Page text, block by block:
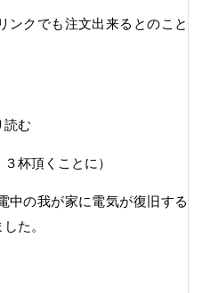
ンクでも注文出来るとのこと
読む
杯頂くことに）
中の我が家に電気が復旧する
た。